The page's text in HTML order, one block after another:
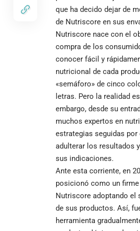
que ha decido dejar de
de Nutriscore en sus
Nutriscore nace con el
compra de los
conocer fácil y
nutricional de cada
«semáforo» de cinco
letras. Pero la realidad
embargo, desde su
muchos expertos en
estrategias seguidas por
adulterar los resultados
sus indicaciones.
Ante esta corriente, en
posicionó como un firme
Nutriscore adoptando el
de sus productos. Así,
herramienta